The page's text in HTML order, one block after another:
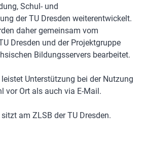
Schul- und
der TU Dresden weiterentwickelt.
daher gemeinsam vom
Dresden und der Projektgruppe
Bildungsservers bearbeitet.
Unterstützung bei der Nutzung
vor Ort als auch via E-Mail.
am ZLSB der TU Dresden.